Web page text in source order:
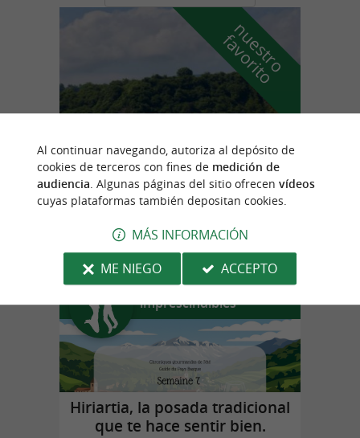
n
u
e
s
t
r
o
f
a
v
o
r
i
t
o
PARAL'aile
Experiencias
imprescindibles
Hiriartia, la posada tradicional
que te hace sentir bien.
Al continuar navegando, autoriza al depósito de
cookies de terceros con fines de medición de
audiencia. Algunas páginas del sitio ofrecen vídeos
cuyas plataformas también depositan cookies.
MÁS INFORMACIÓN
ME NIEGO
ACCEPTO